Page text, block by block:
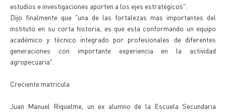
estudios e investigaciones aporten a los ejes estratégicos".
Dijo finalmente que "una de las fortalezas mas importantes del
instituto en su corta historia, es que esta conformando un equipo
académico y técnico integrado por profesionales de diferentes
generaciones con importante experiencia en la actividad
agropecuaria".
Creciente matricula
Juan Manuel Riquelme, un ex alumno de la Escuela Secundaria